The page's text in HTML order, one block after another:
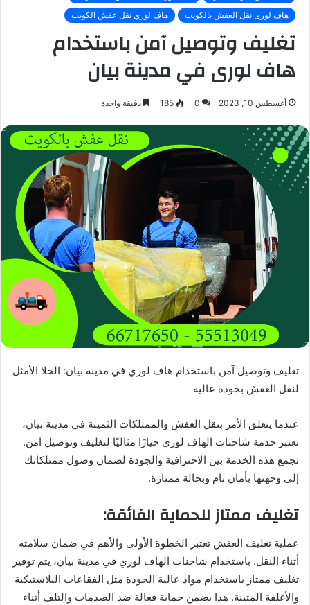
هاف لورى نقل العفش بالكويت
هاف لوري نقل عفش الكويت
تغليف وتوصيل آمن باستخدام
هاف لورى في مدينة بيان
أغسطس 10, 2023 0
185 دقيقة واحدة
تغليف وتوصيل آمن باستخدام هاف لوري في مدينة بيان: الحلا الأمثل
لنقل العفش بجودة عالية
عندما يتعلق الأمر بنقل العفش والممتلكات الثمينة في مدينة بيان،
تعتبر خدمة شاحنات الهاف لوري خيارًا مثاليًا لتغليف وتوصيل آمن.
تجمع هذه الخدمة بين الاحترافية والجودة لضمان وصول ممتلكاتك
إلى وجهتها بأمان تام وبحالة ممتازة.
تغليف ممتاز للحماية الفائقة:
عملية تغليف العفش تعتبر الخطوة الأولى والأهم في ضمان سلامته
أثناء النقل. باستخدام شاحنات الهاف لوري في مدينة بيان، يتم توفير
تغليف ممتاز باستخدام مواد عالية الجودة مثل الفقاعات البلاستيكية
والأغلفة المتينة. هذا يضمن حماية فعالة ضد الصدمات والتلف أثناء